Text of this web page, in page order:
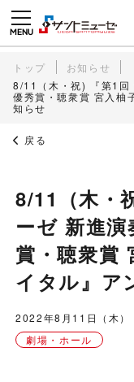
トップ
お知らせ
8/11（木・祝) 『第1回
優秀賞・聴衆賞 宮入柚
知らせ
戻る
8/11（木・
ーゼ 新進
賞・聴衆賞
イタル』ア
2022年8月11日（木）
劇場・ホール